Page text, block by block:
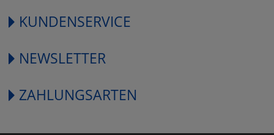
KUNDENSERVICE
NEWSLETTER
ZAHLUNGSARTEN